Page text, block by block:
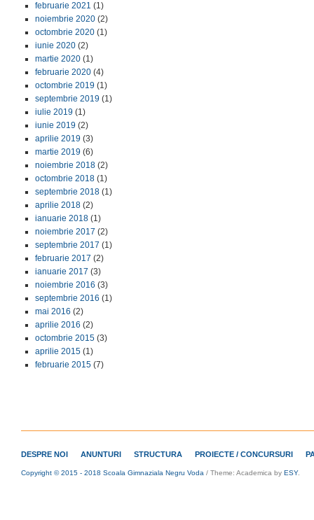
februarie 2021 (1)
noiembrie 2020 (2)
octombrie 2020 (1)
iunie 2020 (2)
martie 2020 (1)
februarie 2020 (4)
octombrie 2019 (1)
septembrie 2019 (1)
iulie 2019 (1)
iunie 2019 (2)
aprilie 2019 (3)
martie 2019 (6)
noiembrie 2018 (2)
octombrie 2018 (1)
septembrie 2018 (1)
aprilie 2018 (2)
ianuarie 2018 (1)
noiembrie 2017 (2)
septembrie 2017 (1)
februarie 2017 (2)
ianuarie 2017 (3)
noiembrie 2016 (3)
septembrie 2016 (1)
mai 2016 (2)
aprilie 2016 (2)
octombrie 2015 (3)
aprilie 2015 (1)
februarie 2015 (7)
DESPRE NOI ANUNTURI STRUCTURA PROIECTE / CONCURSURI
Copyright © 2015 - 2018 Scoala Gimnaziala Negru Voda / Theme: Academica by ESY.